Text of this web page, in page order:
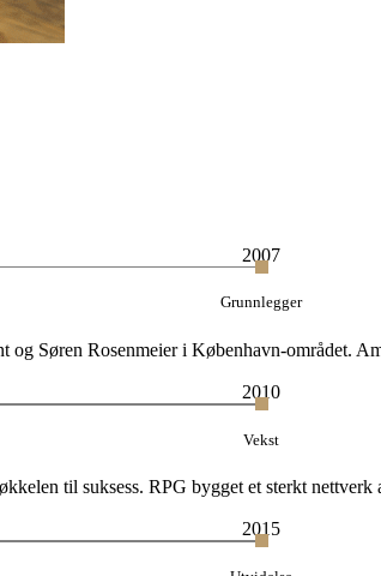
2007
Grunnlegger
Søren Rosenmeier i København-området.
2010
Vekst
til suksess. RPG bygget et sterkt
2015